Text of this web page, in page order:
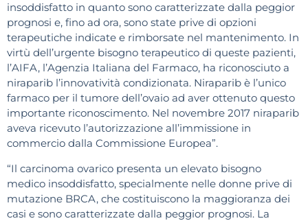
insoddisfatto in quanto sono caratterizzate dalla peggior
prognosi e, fino ad ora, sono state prive di opzioni
terapeutiche indicate e rimborsate nel mantenimento. In
virtù dell’urgente bisogno terapeutico di queste pazienti,
l’AIFA, l’Agenzia Italiana del Farmaco, ha riconosciuto a
niraparib l’innovatività condizionata. Niraparib è l’unico
farmaco per il tumore dell’ovaio ad aver ottenuto questo
importante riconoscimento. Nel novembre 2017 niraparib
aveva ricevuto l’autorizzazione all’immissione in
commercio dalla Commissione Europea”.
“Il carcinoma ovarico presenta un elevato bisogno
medico insoddisfatto, specialmente nelle donne prive di
mutazione BRCA, che costituiscono la maggioranza dei
casi e sono caratterizzate dalla peggior prognosi. La